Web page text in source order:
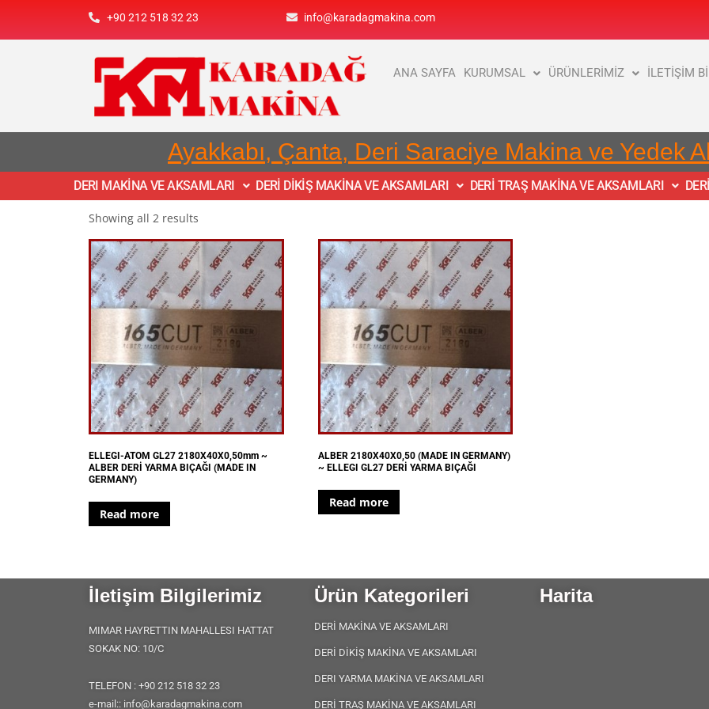
+90 212 518 32 23 info@karadagmakina.com
ANA SAYFA KURUMSAL ÜRÜNLERİMİZ İLETİŞİM
Ayakkabı, Çanta, Deri Saraciye Makina ve Yedek
DERI MAKİNA VE AKSAMLARI DERİ DİKİŞ MAKİNA VE AKSAMLARI DERİ TRAŞ MAKİNA VE AKSAMLARI
Showing all 2 results
ELLEGI-ATOM GL27 2180X40X0,50mm ~
ALBER DERİ YARMA BIÇAĞI (MADE IN
GERMANY)
Read more
ALBER 2180X40X0,50 (MADE IN GERMANY)
~ ELLEGI GL27 DERİ YARMA BIÇAĞI
Read more
İletişim Bilgilerimiz
MIMAR HAYRETTIN MAHALLESI HATTAT
SOKAK NO: 10/C
TELEFON : +90 212 518 32 23
e-mail:: info@karadagmakina.com
Ürün Kategorileri
DERİ MAKİNA VE AKSAMLARI
DERİ DİKİŞ MAKİNA VE AKSAMLARI
DERI YARMA MAKİNA VE AKSAMLARI
DERİ TRAŞ MAKİNA VE AKSAMLARI
Harita